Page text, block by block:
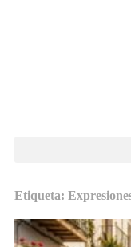
Etiqueta: